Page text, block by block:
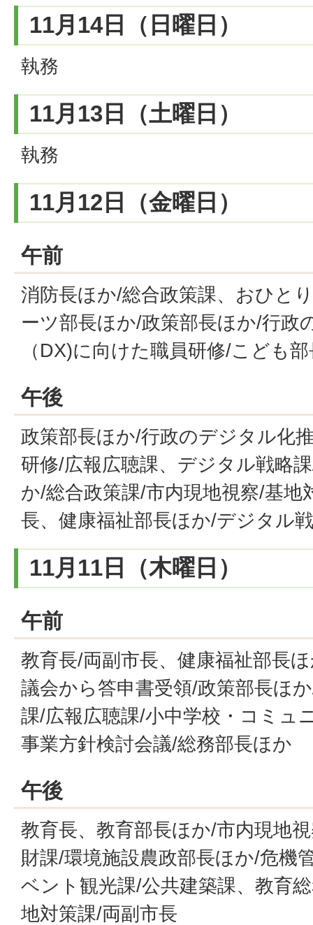
11月14日（日曜日）
執務
11月13日（土曜日）
執務
11月12日（金曜日）
午前
消防長ほか/総合政策課、おひと
ーツ部長ほか/政策部長ほか/行政
（DX)に向けた職員研修/こども
午後
政策部長ほか/行政のデジタル化
研修/広報広聴課、デジタル戦略
か/総合政策課/市内現地視察/基地
長、健康福祉部長ほか/デジタル
11月11日（木曜日）
午前
教育長/両副市長、健康福祉部長
議会から答申書受領/政策部長ほ
課/広報広聴課/小中学校・コミュ
事業方針検討会議/総務部長ほか
午後
教育長、教育部長ほか/市内現地
財課/環境施設農政部長ほか/危機
ベント観光課/公共建築課、教育
地対策課/両副市長